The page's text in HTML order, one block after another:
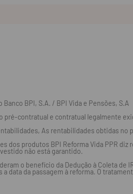
BPI, S.A. / BPI Vida e Pensões, S.A
pré-contratual e contratual legalmente
As rentabilidades obtidas
dos produtos BPI Reforma Vida PPR
não está garantido.
o benefício da Dedução à Coleta
data da passagem à reforma. O